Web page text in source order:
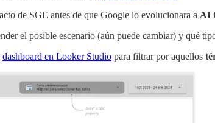
de SGE antes de que Google lo evolucionara a AI
el posible escenario (aún puede cambiar) y qué
dashboard en Looker Studio para filtrar por aquellos